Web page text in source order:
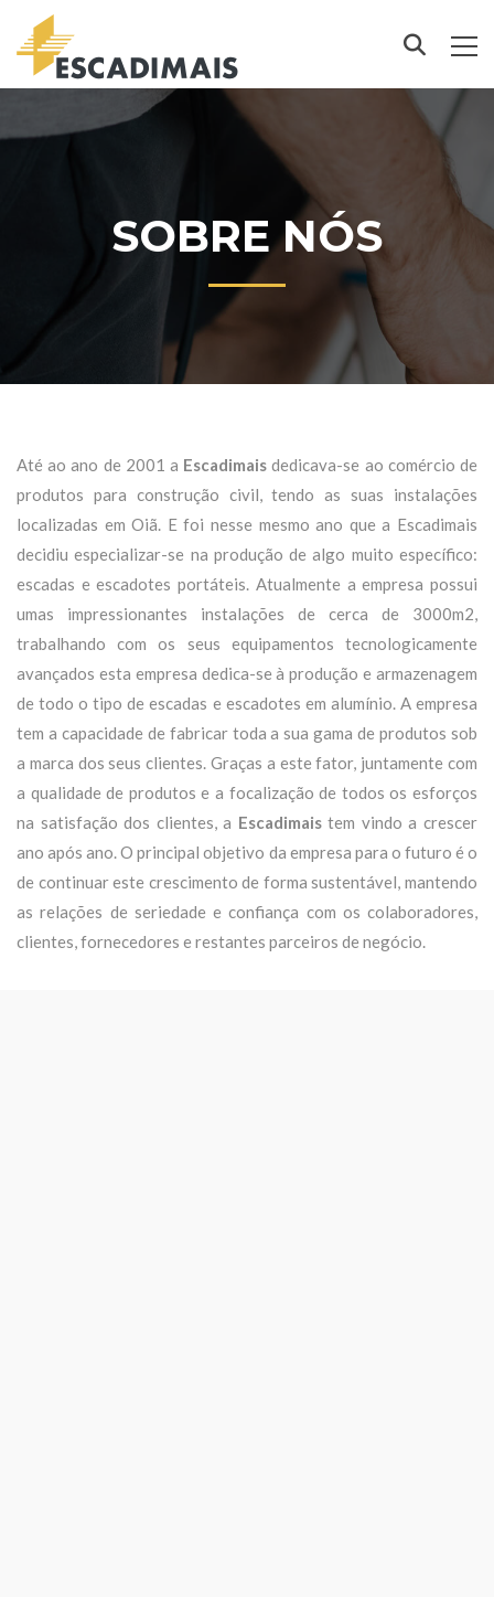
SOBRE NÓS
Até ao ano de 2001 a Escadimais dedicava-se ao comércio de
produtos para construção civil, tendo as suas instalações
localizadas em Oiã. E foi nesse mesmo ano que a Escadimais
decidiu especializar-se na produção de algo muito específico:
escadas e escadotes portáteis. Atualmente a empresa possui
umas impressionantes instalações de cerca de 3000m2,
trabalhando com os seus equipamentos tecnologicamente
avançados esta empresa dedica-se à produção e armazenagem
de todo o tipo de escadas e escadotes em alumínio. A empresa
tem a capacidade de fabricar toda a sua gama de produtos sob
a marca dos seus clientes. Graças a este fator, juntamente com
a qualidade de produtos e a focalização de todos os esforços
na satisfação dos clientes, a Escadimaistem vindo a crescer
ano após ano. O principal objetivo da empresa para o futuro é o
de continuar este crescimento de forma sustentável, mantendo
as relações de seriedade e confiança com os colaboradores,
clientes, fornecedores e restantes parceiros de negócio.